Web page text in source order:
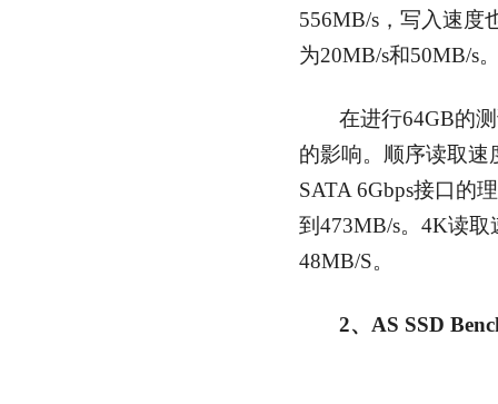
556MB/s，写入速度
为20MB/s和50MB/s
在进行64GB的
的影响。顺序读取速
SATA 6Gbps接口的
到473MB/s。4K读
48MB/S。
2、AS SSD